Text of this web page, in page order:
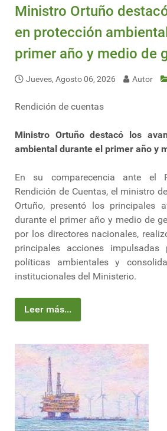
Ministro Ortuño
en protección
primer año y medio de
Jueves, Agosto 06, 2026 Autor
Rendición de cuentas
Ministro Ortuño destacó los
ambiental durante el primer año y
En su comparecencia ante el
Rendición de Cuentas, el ministro
Ortuño, presentó los principales
durante el primer año y medio de
por los directores nacionales,
principales acciones
políticas ambientales y
institucionales del Ministerio.
Leer más...